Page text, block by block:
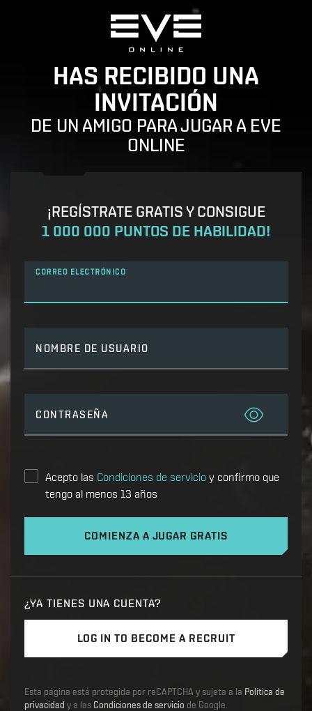
HAS RECIBIDO UNA
INVITACIÓN
DE UN AMIGO PARA JUGAR A EVE
ONLINE
¡REGÍSTRATE GRATIS Y CONSIGUE
1 000 000 PUNTOS DE HABILIDAD!
CORREO ELECTRÓNICO
NOMBRE DE USUARIO
CONTRASEÑA
Acepto las Condiciones de servicio y confirmo que
tengo al menos 13 años
COMIENZA A JUGAR GRATIS
¿YA TIENES UNA CUENTA?
LOG IN TO BECOME A RECRUIT
Esta página está protegida por reCAPTCHA y sujeta a la Política de
privacidad y a las Condiciones de servicio de Google.